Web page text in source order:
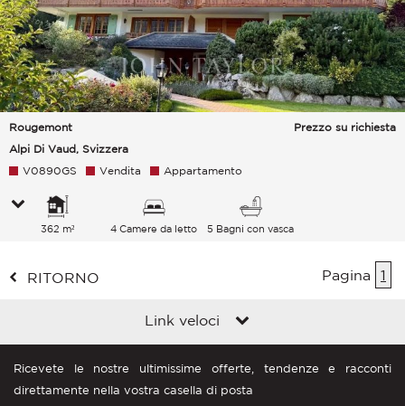
Rougemont
Alpi Di Vaud, Svizzera
Prezzo su richiesta
V0890GS Vendita Appartamento
362 m² 4 Camere da letto 5 Bagni con vasca
RITORNO Pagina 1
Link veloci
Ricevete le nostre ultimissime offerte, tendenze e racconti
direttamente nella vostra casella di posta